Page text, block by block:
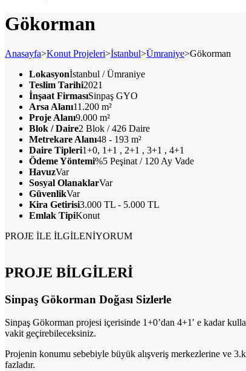
Gökorman
Anasayfa>Konut Projeleri>İstanbul>Ümraniye>Gökorman
Lokasyonİstanbul / Ümraniye
Teslim Tarihi2021
İnşaat FirmasıSinpaş GYO
Arsa Alanı11.200 m²
Proje Alanı9.000 m²
Blok / Daire2 Blok / 426 Daire
Metrekare Alanı48 - 193 m²
Daire Tipleri1+0, 1+1 , 2+1 , 3+1 , 4+1
Ödeme Yöntemi%5 Peşinat / 120 Ay Vade
HavuzVar
Sosyal OlanaklarVar
GüvenlikVar
Kira Getirisi3.000 TL - 5.000 TL
Emlak TipiKonut
PROJE İLE İLGİLENİYORUM
PROJE BİLGİLERİ
Sinpaş Gökorman Doğası Sizlerle
Sinpaş Gökorman projesi içerisinde 1+0’dan 4+1′ e kadar
vakit geçirebileceksiniz.
Projenin konumu sebebiyle büyük alışveriş merkezlerine ve
fazladır.